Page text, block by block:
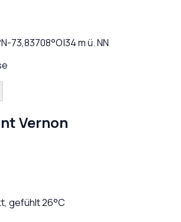
-73,83708°O|34m ü. NN
Vernon
, gefühlt26°C